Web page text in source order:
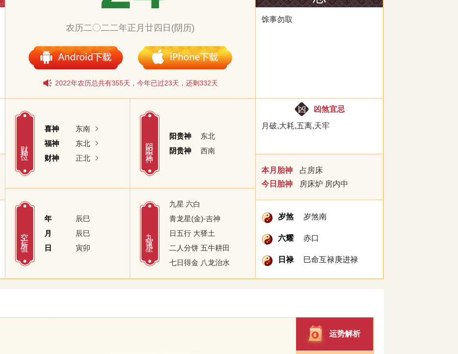
农历二〇二二年正月廿四日(阴历)
2022年农历总共有355天，今年已过23天，还剩332天
财神位
喜神
东南
福神
东北
财神
正北
阴阳贵神
阳贵神
东北
阴贵神
西南
空亡所值
年
辰巳
月
辰巳
日
寅卯
九宫飞星
九星 六白
青龙星(金)-吉神
日五行 大驿土
二人分饼 五牛耕田
七日得金 八龙治水
馀事勿取
凶煞宜忌
月破,大耗,五离,天牢
本月胎神
占房床
今日胎神
房床炉 房内中
岁煞 岁煞南
六耀 赤口
日禄 巳命互禄庚进禄
运势解析